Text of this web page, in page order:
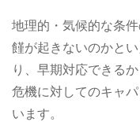
地理的・気候的な条
饉が起きないのかと
り、早期対応できる
危機に対してのキャ
います。